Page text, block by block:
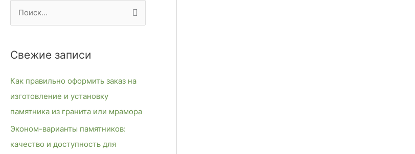
с
к
Свежие записи
Как правильно оформить заказ на
изготовление и установку
памятника из гранита или мрамора
Эконом-варианты памятников:
качество и доступность для